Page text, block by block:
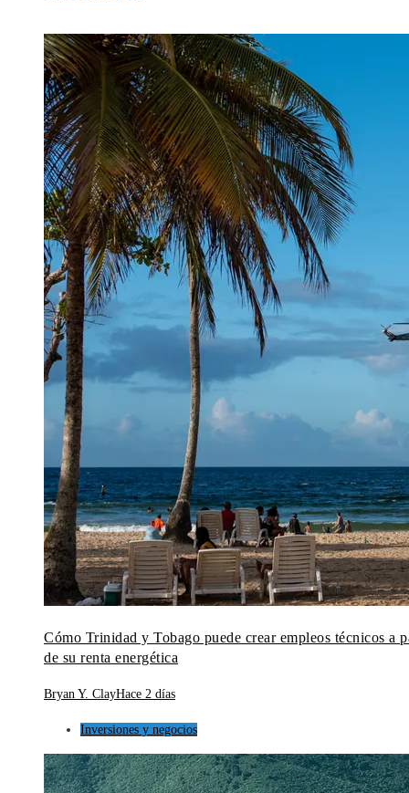
Cómo Trinidad y Tobago puede crear empleos técnicos a
de su renta energética
Bryan Y. ClayHace 2 días
Inversiones y negocios